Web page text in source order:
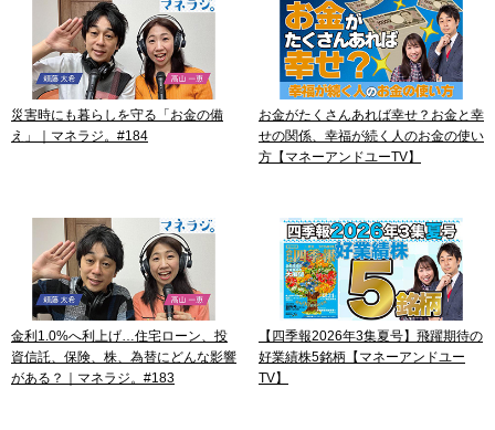
災害時にも暮らしを守る「お金の備
え」｜マネラジ。#184
お金がたくさんあれば幸せ？お金と幸
せの関係、幸福が続く人のお金の使い
方【マネーアンドユーTV】
金利1.0%へ利上げ…住宅ローン、投
資信託、保険、株、為替にどんな影響
がある？｜マネラジ。#183
【四季報2026年3集夏号】飛躍期待の
好業績株5銘柄【マネーアンドユー
TV】